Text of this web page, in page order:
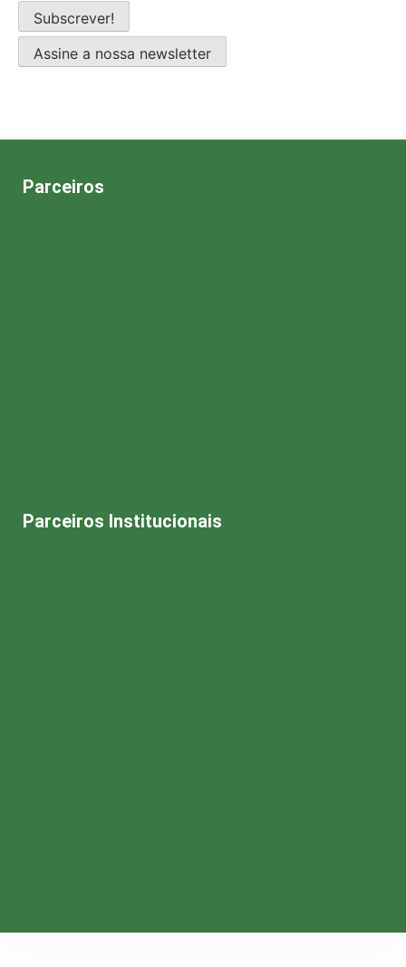
Assine a nossa newsletter
Parceiros
Parceiros Institucionais